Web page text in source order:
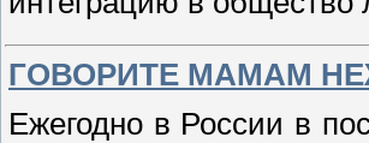
ГОВОРИТЕ МАМАМ
Ежегодно в России в